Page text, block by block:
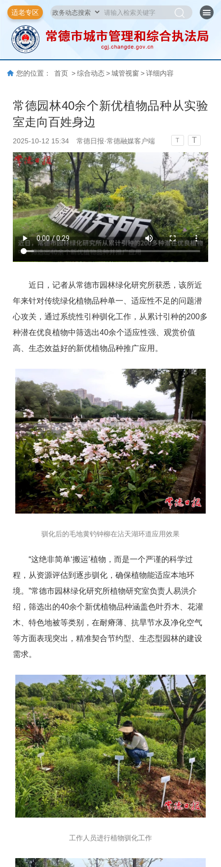
适老专区
您的位置： 首页 > 综合动态 > 城管视窗 > 详细内容
常德园林40余个新优植物品种从实验
室走向百姓身边
2025-10-12 15:34 常德日报·常德融媒客户端 T T
近日，记者从常德市园林绿化研究所获悉，该所近
年来针对传统绿化植物品种单一、适应性不足的问题潜
心攻关，通过系统性引种驯化工作，从累计引种的200多
种潜在优良植物中筛选出40余个适应性强、观赏价值
高、生态效益好的新优植物品种推广应用。
驯化后的毛地黄钓钟柳在沾天湖环道应用效果
“这绝非简单‘搬运’植物，而是一个严谨的科学过
程，从资源评估到逐步驯化，确保植物能适应本地环
境。”常德市园林绿化研究所植物研究室负责人易洪介
绍，筛选出的40余个新优植物品种涵盖色叶乔木、花灌
木、特色地被等类别，在耐瘠薄、抗旱节水及净化空气
等方面表现突出，精准契合节约型、生态型园林的建设
需求。
工作人员进行植物驯化工作